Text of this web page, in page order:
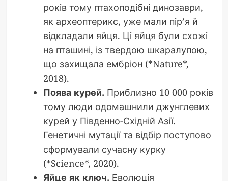
років тому птахоподібні динозаври,
як археоптерикс, уже мали пір’я й
відкладали яйця. Ці яйця були схожі
на пташині, із твердою шкаралупою,
що захищала ембріон (*Nature*,
2018).
Поява курей. Приблизно 10 000 років
тому люди одомашнили джунглевих
курей у Південно-Східній Азії.
Генетичні мутації та відбір поступово
сформували сучасну курку
(*Science*, 2020).
Яйце як ключ. Еволюція